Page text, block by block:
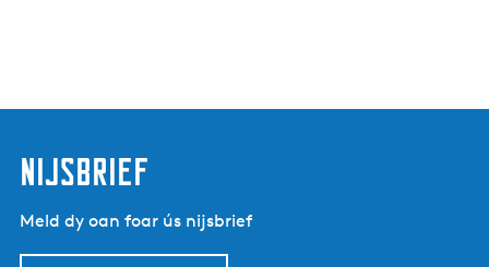
nijsbrief
Meld dy oan foar ús nijsbrief